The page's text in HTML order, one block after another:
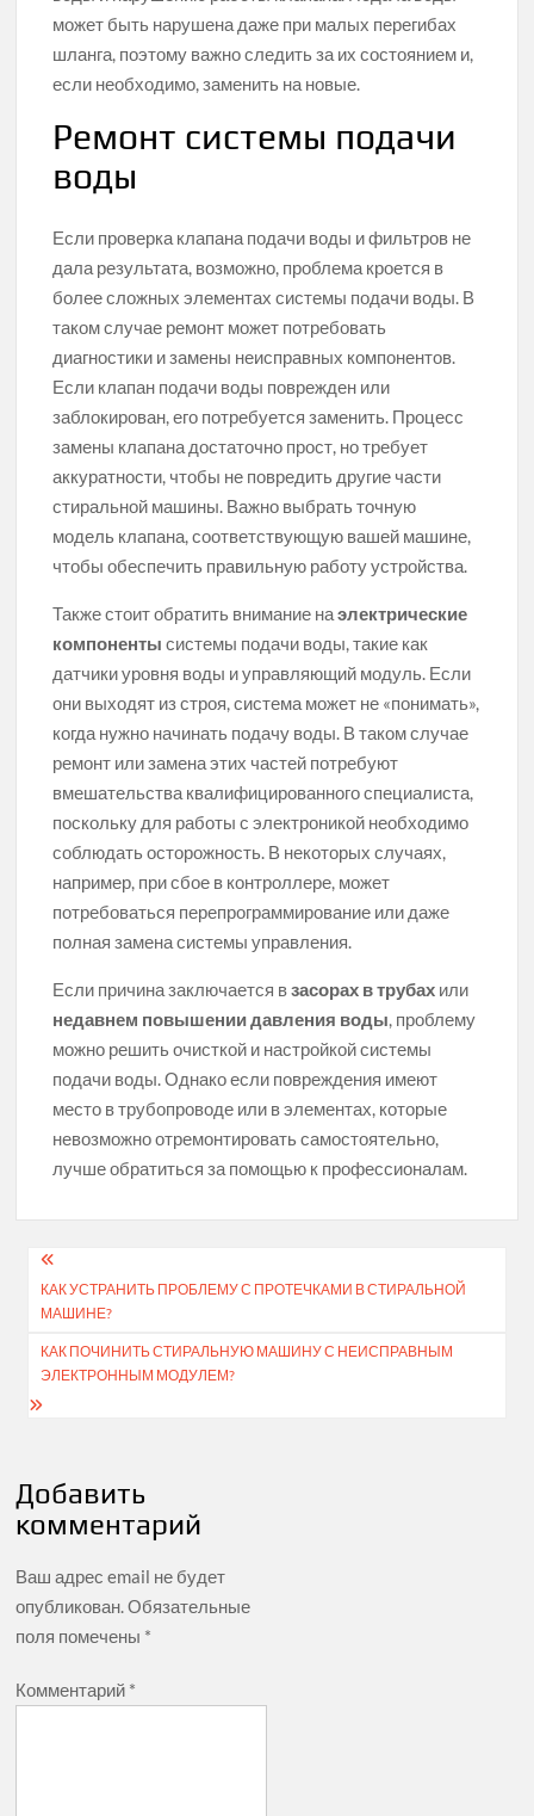
может быть нарушена даже при малых перегибах
шланга, поэтому важно следить за их состоянием и,
если необходимо, заменить на новые.
Ремонт системы подачи
воды
Если проверка клапана подачи воды и фильтров не
дала результата, возможно, проблема кроется в
более сложных элементах системы подачи воды. В
таком случае ремонт может потребовать
диагностики и замены неисправных компонентов.
Если клапан подачи воды поврежден или
заблокирован, его потребуется заменить. Процесс
замены клапана достаточно прост, но требует
аккуратности, чтобы не повредить другие части
стиральной машины. Важно выбрать точную
модель клапана, соответствующую вашей машине,
чтобы обеспечить правильную работу устройства.
Также стоит обратить внимание наэлектрические
компоненты системы подачи воды, такие как
датчики уровня воды и управляющий модуль. Если
они выходят из строя, система может не «понимать»,
когда нужно начинать подачу воды. В таком случае
ремонт или замена этих частей потребуют
вмешательства квалифицированного специалиста,
поскольку для работы с электроникой необходимо
соблюдать осторожность. В некоторых случаях,
например, при сбое в контроллере, может
потребоваться перепрограммирование или даже
полная замена системы управления.
Если причина заключается взасорах в трубах или
недавнем повышении давления воды , проблему
можно решить очисткой и настройкой системы
подачи воды. Однако если повреждения имеют
место в трубопроводе или в элементах, которые
невозможно отремонтировать самостоятельно,
лучше обратиться за помощью к профессионалам.
Навигация
по
записям
КАК УСТРАНИТЬ ПРОБЛЕМУ С ПРОТЕЧКАМИ В СТИРАЛЬНОЙ
МАШИНЕ?
КАК ПОЧИНИТЬ СТИРАЛЬНУЮ МАШИНУ С НЕИСПРАВНЫМ
ЭЛЕКТРОННЫМ МОДУЛЕМ?
Добавить
комментарий
Ваш адрес email не будет
опубликован.Обязательные
поля помечены *
Комментарий *